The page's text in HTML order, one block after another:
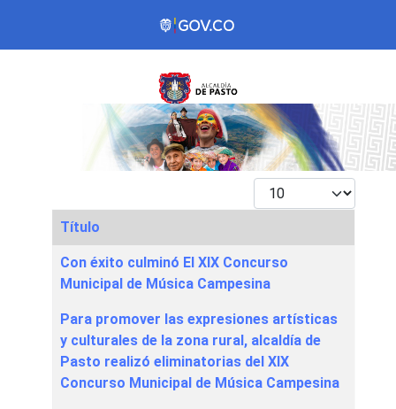
Mostrar #
Articles
Título
Con éxito culminó El XIX Concurso
Municipal de Música Campesina
Para promover las expresiones artísticas
y culturales de la zona rural, alcaldía de
Pasto realizó eliminatorias del XIX
Concurso Municipal de Música Campesina